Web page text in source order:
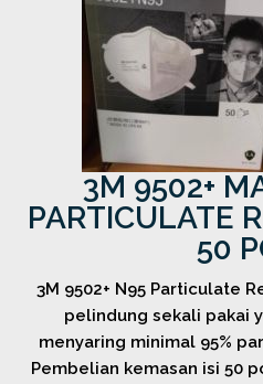
3M 9502+
PARTICULATE
50
3M 9502+ N95 Particulate
pelindung sekali pakai
menyaring minimal 95%
Pembelian kemasan isi 50